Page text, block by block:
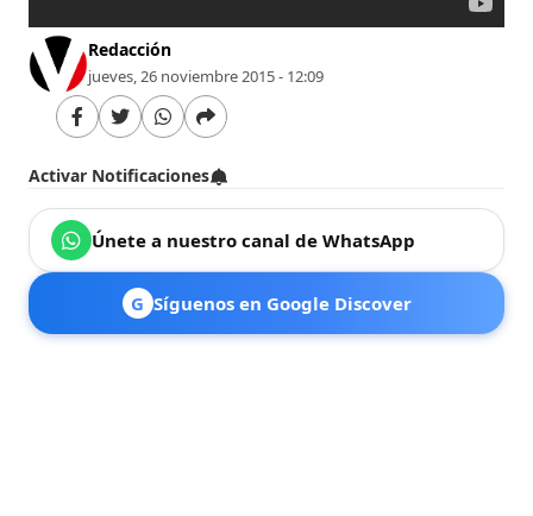
Redacción
jueves, 26 noviembre 2015 - 12:09
Activar Notificaciones
Únete a nuestro canal de WhatsApp
G Síguenos en Google Discover